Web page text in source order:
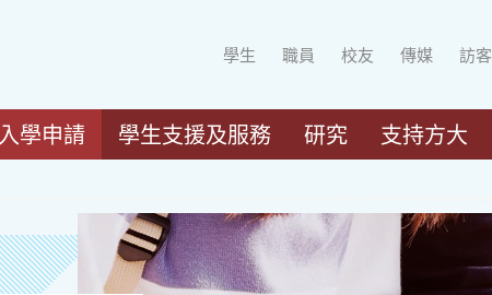
學生 職員 校友 傳媒 訪客
入學申請 學生支援及服務 研究 支持方大